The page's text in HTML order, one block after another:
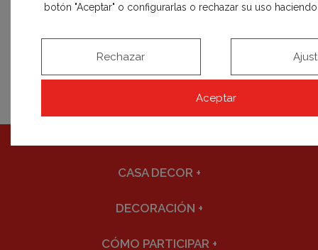
SUSCRIBIRME
botón "Aceptar" o configurarlas o rechazar su uso
Aceptar
Rechazar
CASA DECOR +
DECORACIÓN +
CÓMO PARTICIPAR +